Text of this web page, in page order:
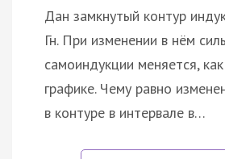
Дан замкнутый контур
Гн. При изменении в нём
самоиндукции меняется,
графике. Чему равно
в контуре в интервале в…